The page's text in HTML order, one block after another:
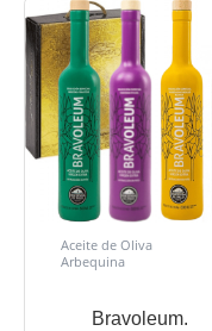
Aceite de Oliva
Arbequina
Bravoleum.